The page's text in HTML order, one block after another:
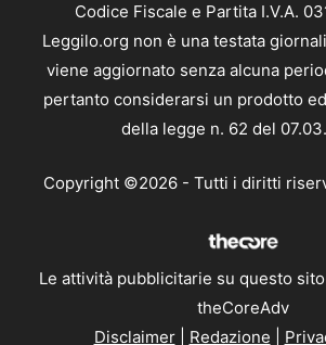
Codice Fiscale e Partita I.V.A.
Leggilo.org non è una testata
viene aggiornato senza alcuna
pertanto considerarsi un prodotto
della legge n. 62 del
Copyright ©2026 - Tutti i diritti
Le attività pubblicitarie su questo
theCoreAdv
Disclaimer| Redazione